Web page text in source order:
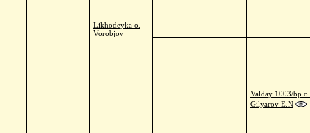
Likhodeyka o.
Vorobjov
Valday 1003/bp o.
Gilyarov E.N